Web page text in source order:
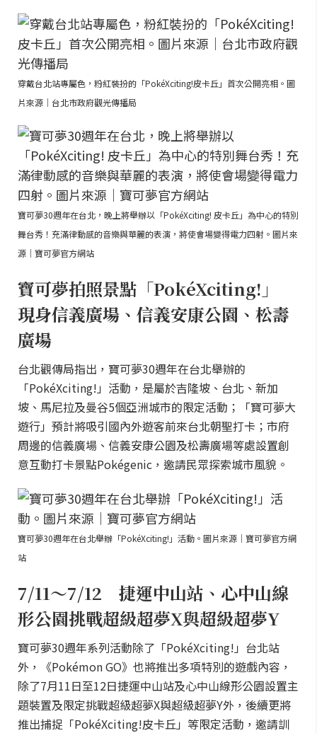
穿戴台北站專屬色，粉紅裝扮的「PokéXciting!皮卡丘」首次公開亮相。圖
片來源｜台北市政府觀光傳播局
寶可夢30週年在台北，晚上將舉辦以「PokéXciting! 皮卡丘」為中心的特別
舞台秀！充滿律動感的音樂與華麗的表演，將使會場變得電力四射。圖片來
源｜寶可夢官方網站
寶可夢拍照景點「PokéXciting!」
現身信義廣場、信義安康公園、松壽
廣場
台北觀傳局指出，寶可夢30週年在台北舉辦的
「PokéXciting!」活動，是屬於吉隆坡、台北、新加
坡、馬尼拉及曼谷5個亞洲城市的限定活動；「寶可夢大
遊行」預計將吸引國內外遊客前來台北朝聖打卡；市府
周邊的信義廣場、信義安康公園及松壽廣場等處設置創
意互動打卡景點Pokégenic，邀請民眾探索城市風貌。
寶可夢30週年在台北舉辦「PokéXciting!」活動。圖片來源｜寶可夢官方網
站
7/11～7/12 捷運中山站、心中山線
形公園挑戰超級超夢X與超級超夢Y
寶可夢30週年系列活動除了「PokéXciting!」台北站
外，《Pokémon GO》也將推出多項特別的遊戲內容，
除了7月11日至12日捷運中山站及心中山線形公園設置主
題裝置及限定挑戰超級超夢X與超級超夢Y外，後續更將
推出捕捉「PokéXciting!皮卡丘」等限定活動，邀請訓